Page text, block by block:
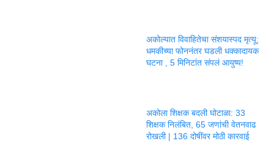
अकोल्यात विवाहितेचा संशयास्पद मृत्यू;
धमकीच्या फोननंतर घडली धक्कादायक
घटना , 5 मिनिटांत संपलं आयुष्य!
अकोला शिक्षक बदली घोटाळा: 33
शिक्षक निलंबित, 65 जणांची वेतनवाढ
रोखली | 136 दोषींवर मोठी कारवाई